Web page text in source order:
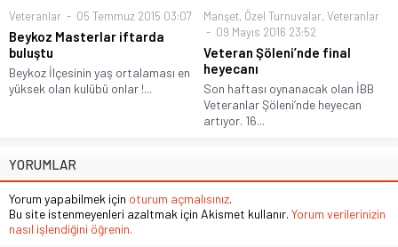
Veteranlar 05 Temmuz 2015 03:07
Beykoz Masterlar iftarda
buluştu
Beykoz İlçesinin yaş ortalaması en
yüksek olan kulübü onlar !...
Manşet, Özel Turnuvalar, Veteranlar
09 Mayıs 2016 23:52
Veteran Şöleni’nde final
heyecanı
Son haftası oynanacak olan İBB
Veteranlar Şöleni’nde heyecan
artıyor. 16...
YORUMLAR
Yorum yapabilmek için oturum açmalısınız.
Bu site istenmeyenleri azaltmak için Akismet kullanır. Yorum verilerinizin
nasıl işlendiğini öğrenin.